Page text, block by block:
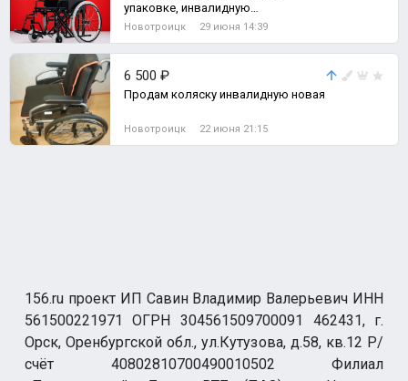
упаковке, инвалидную
коляску,большой
Новотроицк 29 июня 14:39
6 500 ₽
Продам коляску инвалидную новая
Новотроицк 22 июня 21:15
156.ru проект ИП Савин Владимир Валерьевич ИНН
561500221971 ОГРН 304561509700091 462431, г.
Орск, Оренбургской обл., ул.Кутузова, д.58, кв.12 Р/
счёт 40802810700490010502 Филиал